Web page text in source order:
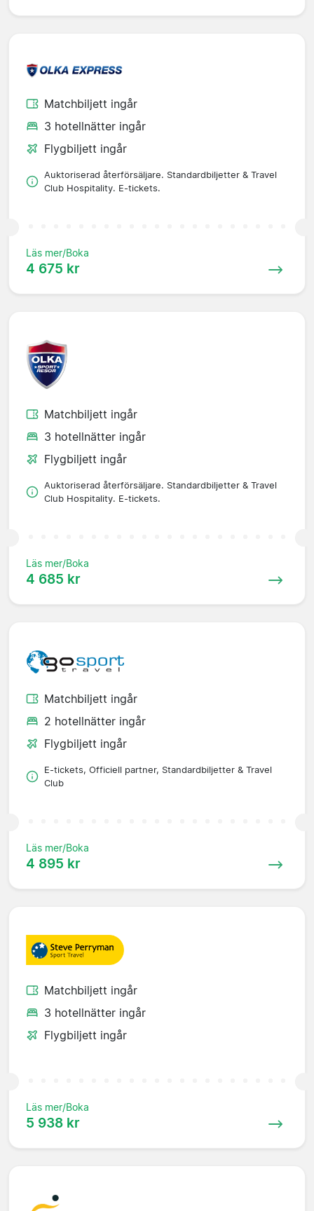
Matchbiljett ingår
3 hotellnätter ingår
Flygbiljett ingår
Auktoriserad återförsäljare. Standardbiljetter & Travel
Club Hospitality. E-tickets.
Läs mer/Boka
4 675 kr
Matchbiljett ingår
3 hotellnätter ingår
Flygbiljett ingår
Auktoriserad återförsäljare. Standardbiljetter & Travel
Club Hospitality. E-tickets.
Läs mer/Boka
4 685 kr
Matchbiljett ingår
2 hotellnätter ingår
Flygbiljett ingår
E-tickets, Officiell partner, Standardbiljetter & Travel
Club
Läs mer/Boka
4 895 kr
Matchbiljett ingår
3 hotellnätter ingår
Flygbiljett ingår
Läs mer/Boka
5 938 kr